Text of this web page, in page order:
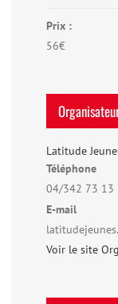
Prix :
56€
Latitude
Téléphone
04/342 73 13
E-mail
Voir le site